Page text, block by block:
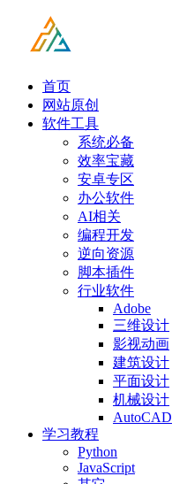
首页
网站原创
软件工具
系统必备
效率宝藏
安卓专区
办公软件
AI相关
编程开发
逆向资源
脚本插件
行业软件
Adobe
三维设计
影视动画
建筑设计
平面设计
机械设计
AutoCAD
学习教程
Python
JavaScript